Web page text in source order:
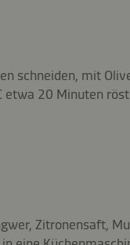
schneiden, mit
etwa 20 Minuten
Zitronensaft,